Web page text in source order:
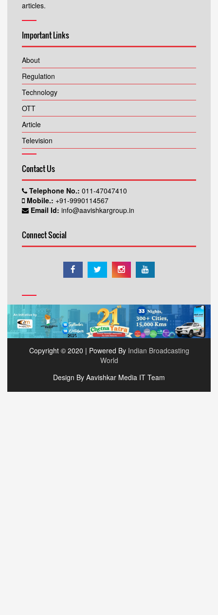
articles.
Important Links
About
Regulation
Technology
OTT
Article
Television
Contact Us
Telephone No.: 011-47047410
Mobile.: +91-9990114567
Email Id: info@aavishkargroup.in
Connect Social
Copyright © 2020 | Powered By Indian Broadcasting
World
Design By Aavishkar Media IT Team